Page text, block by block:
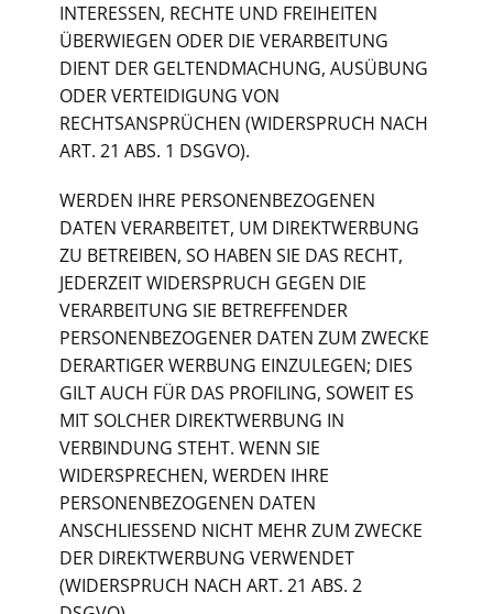
INTERESSEN, RECHTE UND FREIHEITEN
ÜBERWIEGEN ODER DIE VERARBEITUNG
DIENT DER GELTENDMACHUNG, AUSÜBUNG
ODER VERTEIDIGUNG VON
RECHTSANSPRÜCHEN (WIDERSPRUCH NACH
ART. 21 ABS. 1 DSGVO).
WERDEN IHRE PERSONENBEZOGENEN
DATEN VERARBEITET, UM DIREKTWERBUNG
ZU BETREIBEN, SO HABEN SIE DAS RECHT,
JEDERZEIT WIDERSPRUCH GEGEN DIE
VERARBEITUNG SIE BETREFFENDER
PERSONENBEZOGENER DATEN ZUM ZWECKE
DERARTIGER WERBUNG EINZULEGEN; DIES
GILT AUCH FÜR DAS PROFILING, SOWEIT ES
MIT SOLCHER DIREKTWERBUNG IN
VERBINDUNG STEHT. WENN SIE
WIDERSPRECHEN, WERDEN IHRE
PERSONENBEZOGENEN DATEN
ANSCHLIESSEND NICHT MEHR ZUM ZWECKE
DER DIREKTWERBUNG VERWENDET
(WIDERSPRUCH NACH ART. 21 ABS. 2